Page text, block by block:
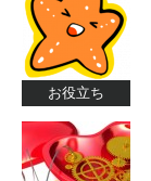
お役立ち